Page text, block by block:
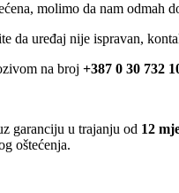
molimo da nam
da uređaj nije ispravan,
na broj +387 0 30 732
garanciju u trajanju od 12
oštećenja.